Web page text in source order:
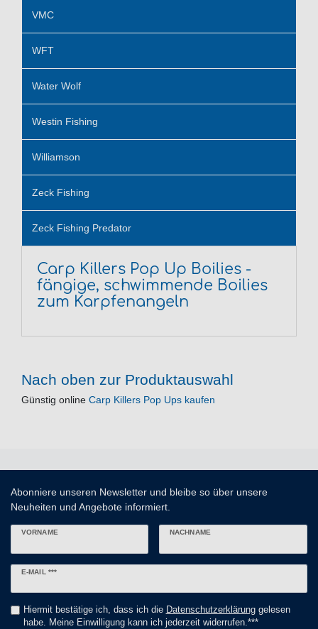
VMC
WFT
Water Wolf
Westin Fishing
Williamson
Zeck Fishing
Zeck Fishing Predator
Carp Killers Pop Up Boilies -
fängige, schwimmende Boilies
zum Karpfenangeln
Nach oben zur Produktauswahl
Günstig online Carp Killers Pop Ups kaufen
Abonniere unseren Newsletter und bleibe so über unsere
Neuheiten und Angebote informiert.
VORNAME NACHNAME
E-MAIL ***
Newsletter
Hiermit bestätige ich, dass ich die Daten­schutz­erklärunggelesen
habe. Meine Einwilligung kann ich jederzeit widerrufen.***